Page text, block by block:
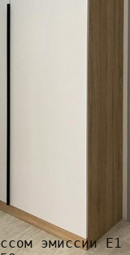
эмиссии Е1